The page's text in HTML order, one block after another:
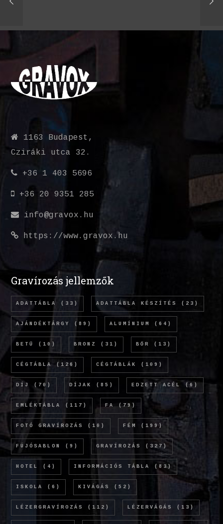
1163 Budapest,
Cziráki utca 32.
+36 1 403 5696
+36 20 9351 285
info@gravox.hu
https://www.gravox.hu
Gravírozás jellemzők
ADATTÁBLA (33) ADATTÁBLA KÉSZÍTÉS (23)
AJÁNDÉKTÁRGY (89) ALUMÍNIUM (64)
BETŰ (10) BRONZ (31) BŐR (13)
CÉGTÁBLA (126) CÉGTÁBLÁK (109)
DÍJ (70) DÍJAK (85) EDZETT ACÉL (6)
EMLÉKTÁBLA (117) FA (79)
FOTÓ GRAVÍROZÁS (10) FÉM (199)
FÚJÓSABLON (9) GRAVÍROZÁS (327)
HOTEL (4) INFORMÁCIÓS TÁBLA (83)
ISKOLA (6) KIVÁGÁS (52)
LÉZERGRAVÍROZÁS (112) LÉZERVÁGÁS (13)